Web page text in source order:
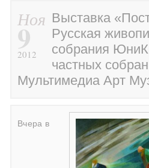
Ноя
9
2012
Выставка
Русская
собрания
частных
Мультимедиа Арт
Вчера в